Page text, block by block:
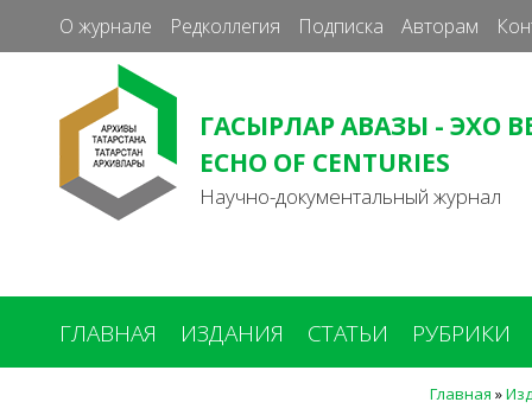
О журнале Редколлегия Подписка Авторам
ГАСЫРЛАР АВАЗЫ - ЭХО
ECHO OF CENTURIES
Научно-документальный журнал
ГЛАВНАЯ ИЗДАНИЯ СТАТЬИ РУБРИКИ
Главная »